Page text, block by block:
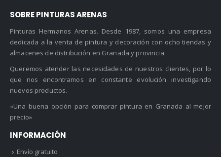
SOBRE PINTURAS ARENAS
Pinturas Hermanos Arenas. Desde 1987, somos una empresa
dedicada a la venta de pintura y decoración con ocho tiendas y
almacenes de distribución en Granada y provincia.
Queremos atender las necesidades de nuestros clientes, por lo
que nos encontramos en constante evolución investigando
nuevos productos.
«Una buena opción para comprar pintura en Granada al mejor
precio»
INFORMACIÓN
Envío gratuito